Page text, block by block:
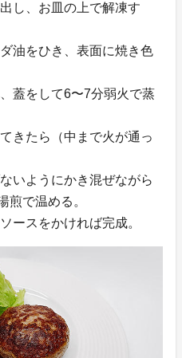
し、お皿の上で解凍す
油をひき、表面に焼き色
蓋をして6〜7分弱火で蒸
きたら（中まで火が通っ
いようにかき混ぜながら
煎で温める。
ースをかければ完成。